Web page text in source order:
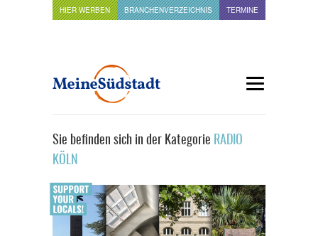
HIER WERBEN BRANCHENVERZEICHNIS TERMINE
Sie befinden sich in der Kategorie RADIO
KÖLN